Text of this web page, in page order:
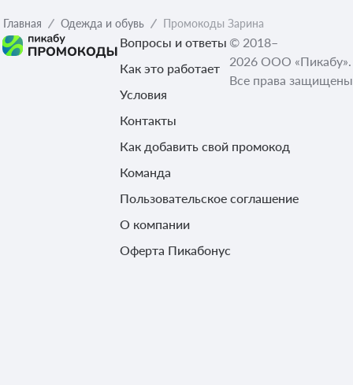
Главная Одежда и обувь Промокоды Зарина
Вопросы и ответы
Как это работает
Условия
Контакты
Как добавить свой промокод
Команда
Пользовательское соглашение
О компании
Оферта Пикабонус
© 2018–
2026 ООО «Пикабу».
Все права защищены